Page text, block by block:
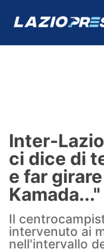
Formello
Infortuni
Primavera
Calciomercato
Inter-
ci dice di
e far
Kamada..."
Il
intervenuto ai
nell'intervallo